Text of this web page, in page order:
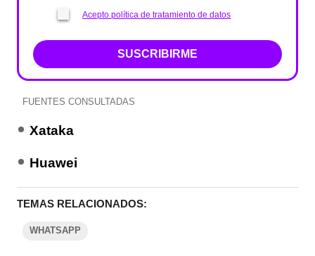
Acepto política de tratamiento de datos
SUSCRIBIRME
FUENTES CONSULTADAS
Xataka
Huawei
TEMAS RELACIONADOS:
WHATSAPP